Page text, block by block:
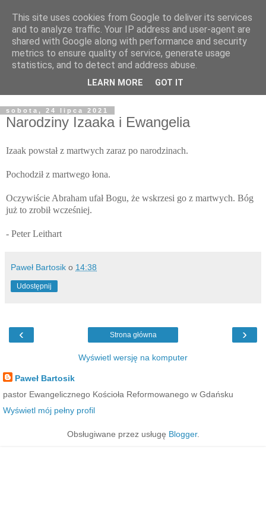
Żyjąc wiarą w REALNYM
świecie
Blog pastora Pawła Bartosika
sobota, 24 lipca 2021
Narodziny Izaaka i Ewangelia
Izaak powstał z martwych zaraz po narodzinach.
Pochodził z martwego łona.
Oczywiście Abraham ufał Bogu, że wskrzesi go z martwych. Bóg
już to zrobił wcześniej.
- Peter Leithart
Paweł Bartosik o 14:38
Udostępnij
‹ ›
Strona główna
Wyświetl wersję na komputer
Paweł Bartosik
pastor Ewangelicznego Kościoła Reformowanego w Gdańsku
Wyświetl mój pełny profil
Obsługiwane przez usługę Blogger.
This site uses cookies from Google to deliver its services
and to analyze traffic. Your IP address and user-agent are
shared with Google along with performance and security
metrics to ensure quality of service, generate usage
statistics, and to detect and address abuse.
LEARN MORE GOT IT